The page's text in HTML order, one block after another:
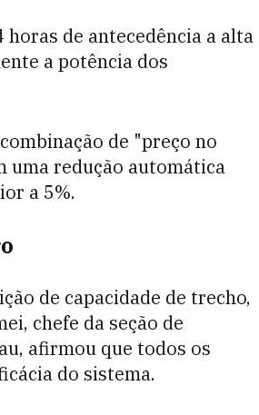
horas de antecedência a alta
a potência dos
de "preço no
uma redução automática
a 5%.
de capacidade de trecho,
chefe da seção de
afirmou que todos os
do sistema.